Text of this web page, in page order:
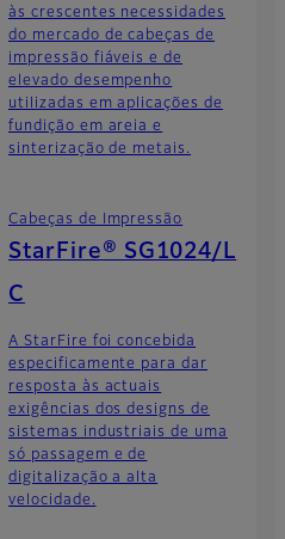
às crescentes necessidades
do mercado de cabeças de
impressão fiáveis e de
elevado desempenho
utilizadas em aplicações de
fundição em areia e
sinterização de metais.
Cabeças de Impressão
StarFire® SG1024/L
C
A StarFire foi concebida
especificamente para dar
resposta às actuais
exigências dos designs de
sistemas industriais de uma
só passagem e de
digitalização a alta
velocidade.